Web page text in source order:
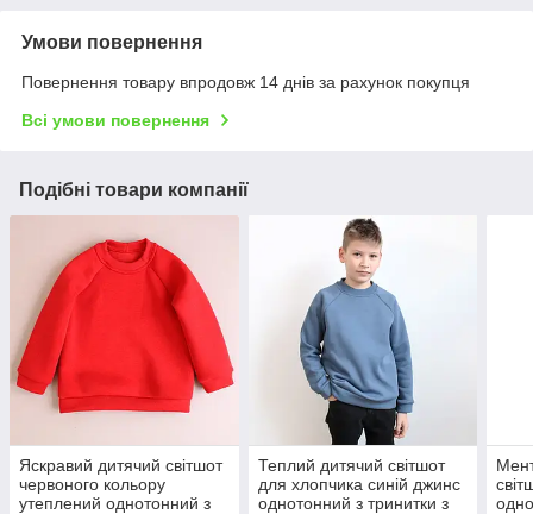
Умови повернення
Повернення товару впродовж 14 днів за рахунок покупця
Всі умови повернення
Подібні товари компанії
Яскравий дитячий світшот
червоного кольору
утеплений однотонний з
Теплий дитячий світшот
для хлопчика синій джинс
однотонний з тринитки з